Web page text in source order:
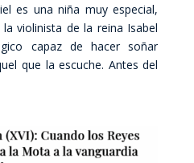
es una niña muy especial,
violinista de la reina Isabel
capaz de hacer soñar
que la escuche. Antes del